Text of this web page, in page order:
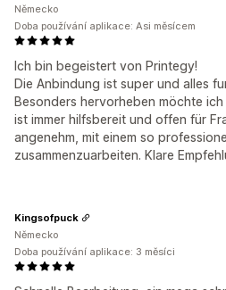
Ich bin begeistert von Printegy!
Die Anbindung ist super und alles
Besonders hervorheben möchte
ist immer hilfsbereit und offen für
angenehm, mit einem so
zusammenzuarbeiten. Klare
Německo
Doba používání aplikace: Asi měsícem
Kingsofpuck
Německo
Doba používání aplikace: 3 měsíci